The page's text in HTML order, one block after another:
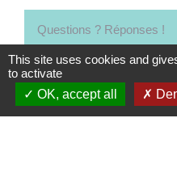
Questions ? Réponses !
Comment consulter un
This site uses cookies and
to activate
OK, accept all